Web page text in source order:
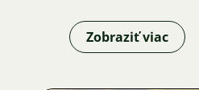
Zobraziť viac